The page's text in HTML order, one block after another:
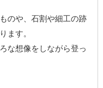
のや、石割や細工の跡
ます。
な想像をしながら登っ